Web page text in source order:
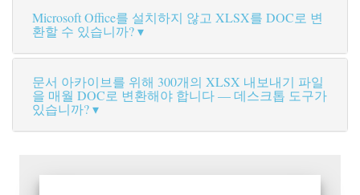
Microsoft Office를 설치하지 않고 XLSX를 DOC로 변
환할 수 있습니까?
문서 아카이브를 위해 300개의 XLSX 내보내기 파일
을 매월 DOC로 변환해야 합니다 — 데스크톱 도구가
있습니까?